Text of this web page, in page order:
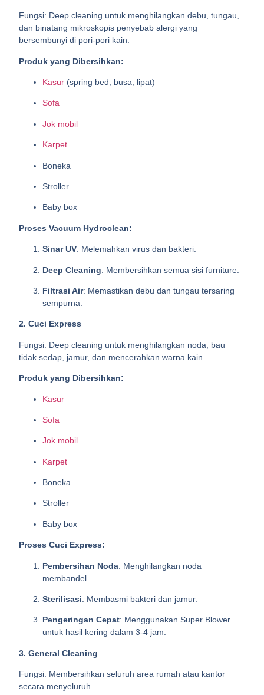
Fungsi: Deep cleaning untuk menghilangkan debu, tungau,
dan binatang mikroskopis penyebab alergi yang
bersembunyi di pori-pori kain.
Produk yang Dibersihkan:
Kasur (spring bed, busa, lipat)
Sofa
Jok mobil
Karpet
Boneka
Stroller
Baby box
Proses Vacuum Hydroclean:
Sinar UV: Melemahkan virus dan bakteri.
Deep Cleaning: Membersihkan semua sisi furniture.
Filtrasi Air: Memastikan debu dan tungau tersaring
sempurna.
2. Cuci Express
Fungsi: Deep cleaning untuk menghilangkan noda, bau
tidak sedap, jamur, dan mencerahkan warna kain.
Produk yang Dibersihkan:
Kasur
Sofa
Jok mobil
Karpet
Boneka
Stroller
Baby box
Proses Cuci Express:
Pembersihan Noda: Menghilangkan noda
membandel.
Sterilisasi: Membasmi bakteri dan jamur.
Pengeringan Cepat: Menggunakan Super Blower
untuk hasil kering dalam 3-4 jam.
3. General Cleaning
Fungsi: Membersihkan seluruh area rumah atau kantor
secara menyeluruh.